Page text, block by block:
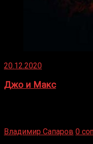
20.12.2020
Джо и Макс
Владимир Сапаров 0